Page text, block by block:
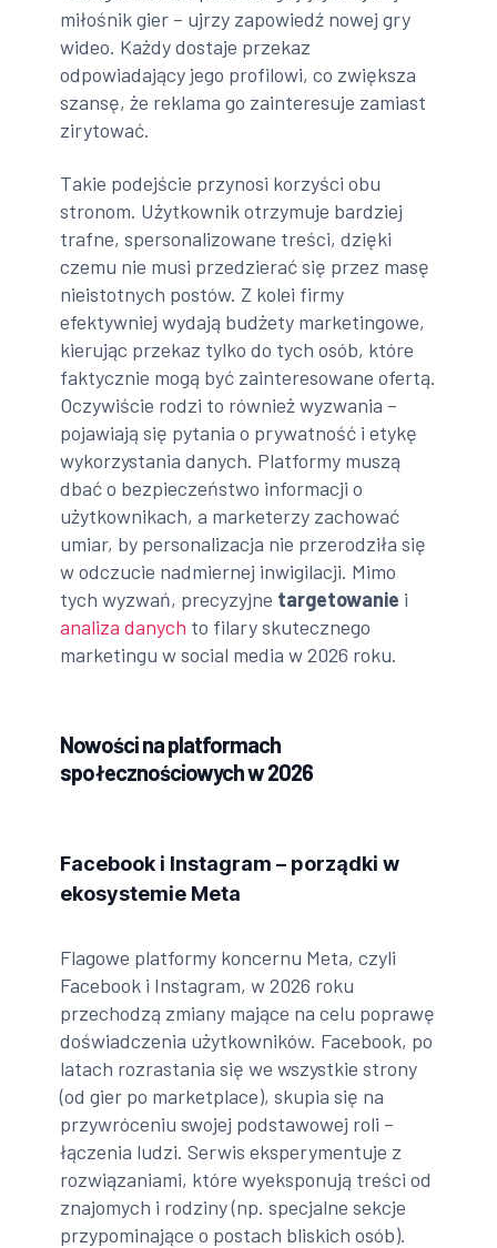
miłośnik gier – ujrzy zapowiedź nowej gry
wideo. Każdy dostaje przekaz
odpowiadający jego profilowi, co zwiększa
szansę, że reklama go zainteresuje zamiast
zirytować.
Takie podejście przynosi korzyści obu
stronom. Użytkownik otrzymuje bardziej
trafne, spersonalizowane treści, dzięki
czemu nie musi przedzierać się przez masę
nieistotnych postów. Z kolei firmy
efektywniej wydają budżety marketingowe,
kierując przekaz tylko do tych osób, które
faktycznie mogą być zainteresowane ofertą.
Oczywiście rodzi to również wyzwania –
pojawiają się pytania o prywatność i etykę
wykorzystania danych. Platformy muszą
dbać o bezpieczeństwo informacji o
użytkownikach, a marketerzy zachować
umiar, by personalizacja nie przerodziła się
w odczucie nadmiernej inwigilacji. Mimo
tych wyzwań, precyzyjne targetowanie i
analiza danych to filary skutecznego
marketingu w social media w 2026 roku.
Nowości na platformach
społecznościowych w 2026
Facebook i Instagram – porządki w
ekosystemie Meta
Flagowe platformy koncernu Meta, czyli
Facebook i Instagram, w 2026 roku
przechodzą zmiany mające na celu poprawę
doświadczenia użytkowników. Facebook, po
latach rozrastania się we wszystkie strony
(od gier po marketplace), skupia się na
przywróceniu swojej podstawowej roli –
łączenia ludzi. Serwis eksperymentuje z
rozwiązaniami, które wyeksponują treści od
znajomych i rodziny (np. specjalne sekcje
przypominające o postach bliskich osób).